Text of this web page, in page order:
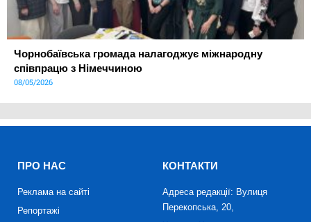
Чорнобаївська громада налагоджує міжнародну
співпрацю з Німеччиною
08/05/2026
ПРО НАС
Реклама на сайті
Репортажі
КОНТАКТИ
Адреса редакції: Вулиця
Перекопська, 20,